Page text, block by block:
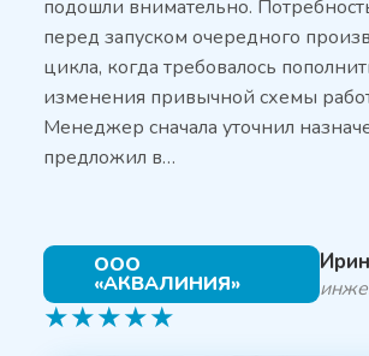
подошли внимательно.
перед запуском очередного
цикла, когда требовалось
изменения привычной схемы
Менеджер сначала уточнил
предложил в…
ООО
«АКВАЛИНИЯ»
★★★★★